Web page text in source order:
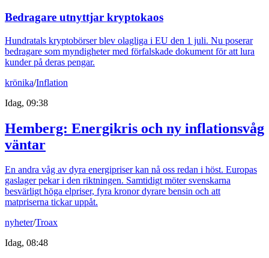
Bedragare utnyttjar kryptokaos
Hundratals kryptobörser blev olagliga i EU den 1 juli. Nu poserar
bedragare som myndigheter med förfalskade dokument för att lura
kunder på deras pengar.
krönika/Inflation
Idag, 09:38
Hemberg: Energikris och ny inflationsvåg
väntar
En andra våg av dyra energipriser kan nå oss redan i höst. Europas
gaslager pekar i den riktningen. Samtidigt möter svenskarna
besvärligt höga elpriser, fyra kronor dyrare bensin och att
matpriserna tickar uppåt.
nyheter/Troax
Idag, 08:48